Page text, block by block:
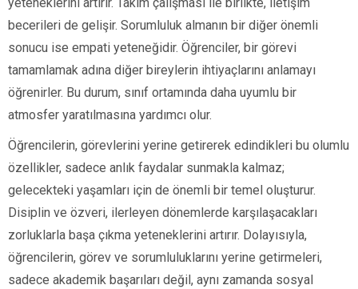
yeteneklerini artırır. Takım çalışması ile birlikte, iletişim
becerileri de gelişir. Sorumluluk almanın bir diğer önemli
sonucu ise empati yeteneğidir. Öğrenciler, bir görevi
tamamlamak adına diğer bireylerin ihtiyaçlarını anlamayı
öğrenirler. Bu durum, sınıf ortamında daha uyumlu bir
atmosfer yaratılmasına yardımcı olur.
Öğrencilerin, görevlerini yerine getirerek edindikleri bu olumlu
özellikler, sadece anlık faydalar sunmakla kalmaz;
gelecekteki yaşamları için de önemli bir temel oluşturur.
Disiplin ve özveri, ilerleyen dönemlerde karşılaşacakları
zorluklarla başa çıkma yeteneklerini artırır. Dolayısıyla,
öğrencilerin, görev ve sorumluluklarını yerine getirmeleri,
sadece akademik başarıları değil, aynı zamanda sosyal